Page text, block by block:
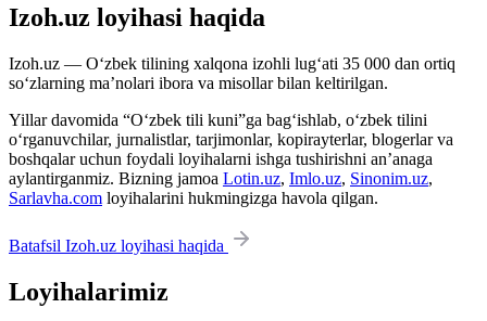
Izoh.uz loyihasi haqida
Izoh.uz — O‘zbek tilining xalqona izohli lug‘ati 35 000 dan ortiq
so‘zlarning ma’nolari ibora va misollar bilan keltirilgan.
Yillar davomida “O‘zbek tili kuni”ga bag‘ishlab, o‘zbek tilini
o‘rganuvchilar, jurnalistlar, tarjimonlar, kopirayterlar, blogerlar va
boshqalar uchun foydali loyihalarni ishga tushirishni an’anaga
aylantirganmiz. Bizning jamoa Lotin.uz, Imlo.uz, Sinonim.uz,
Sarlavha.com loyihalarini hukmingizga havola qilgan.
Batafsil Izoh.uz loyihasi haqida
Loyihalarimiz